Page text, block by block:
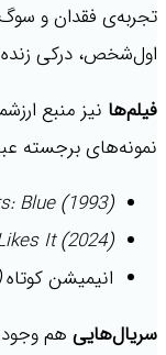
تجربه‌ی فقدان و
اول‌شخص، درکی
فیلم‌ها نیز منبع
نمونه‌های برجسته
Blue (1993)
It (2024)
انیمیشن کوتاه
سریال‌هایی هم